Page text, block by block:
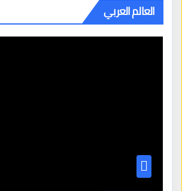
العالم العربي